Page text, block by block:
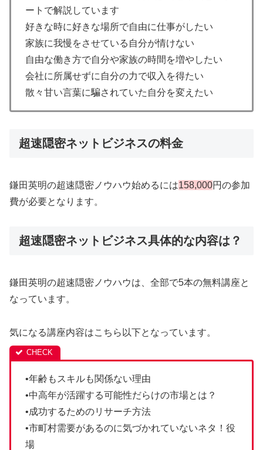
ートで解説しています
好きな時に好きな場所で自由に仕事がしたい
家族に我慢をさせている自分が情けない
自由な働き方で自分や家族の時間を増やしたい
会社に所属せずに自分の力で収入を得たい
散々甘い言葉に騙されていた自分を変えたい
超速隠密ネットビジネスの料金
鎌田英明の超速隠密ノウハウ始めるには158,000円の参加
費が必要となります。
超速隠密ネットビジネス具体的な内容は？
鎌田英明の超速隠密ノウハウは、全部で5本の無料講座と
なっています。
気になる講座内容はこちら以下となっています。
•年齢もスキルも関係ない理由
•中高年が活躍する可能性だらけの市場とは？
•成功するためのリサーチ方法
•市町村需要があるのに気づかれていないネタ！役
場